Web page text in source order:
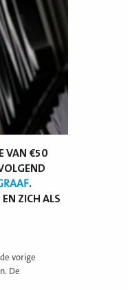
VAN €50
.
ZICH ALS
vorige
De